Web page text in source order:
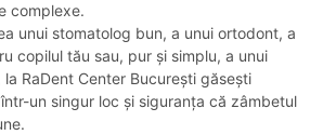
complexe.
unui stomatolog bun, a unui ortodont, a
copilul tău sau, pur și simplu, a unui
RaDent Center București găsești
un singur loc și siguranța că zâmbetul